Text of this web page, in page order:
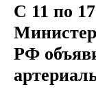
С 11 по
РФ